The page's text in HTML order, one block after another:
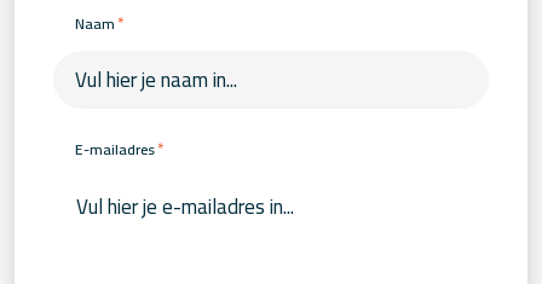
Naam*
E-mailadres*